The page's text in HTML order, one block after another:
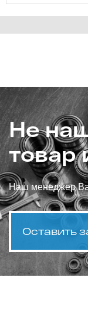
Не
товар
Наш менеджер
Оставить